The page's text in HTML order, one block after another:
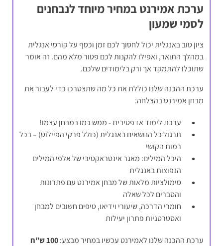
ערכת אמירנט במחיר מיוחד לנבחנים
לסמי שמעון
ציון טוב באנגלית יכול לחסוך לכם זמן וכסף על קורסי אנגלית
במהלך התואר, ואפילו להקנות לכם פטור מלא מהם. זה אומר
שתוכלו להתמקד אך ורק בלימודים שלכם.
ערכת ההכנה שלנו כוללת את כל מה שתצטרכו כדי לעבור את
מבחן אמירנט בהצלחה:
ערכת לימוד אדפטיבית - ממש כמו במבחן עצמו!
תרגול כל הנושאים באנגלית (כולל פרקי הפיילוט) – בכל
רמות הקושי
היכל המילים: מאגר אינטראקטיבי של אלפי המילים
הנפוצות באנגלית
סימולציות מלאות של מבחן אמירנט עם פתרונות
והסברים לכל שאלה
חומרי הדרכה, שיעורי וידיאו, טיפים חשובים למבחן
ואסטרטגיות פתרון יעילות
ערכת ההכנה שלנו לאמירנט עכשיו במחיר מבצע:
100 ש"ח